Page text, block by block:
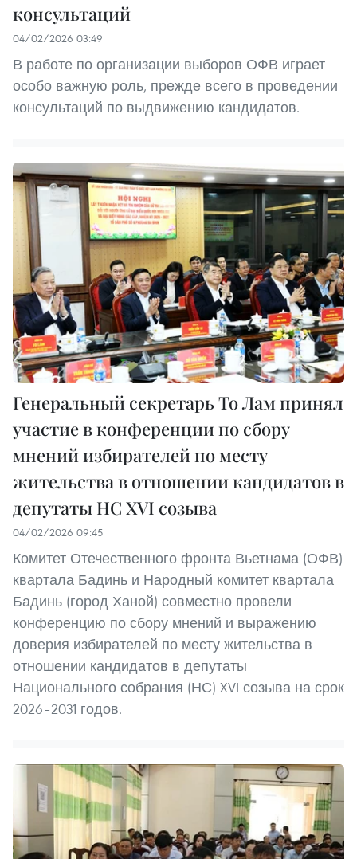
консультаций
04/02/2026 03:49
В работе по организации выборов ОФВ играет
особо важную роль, прежде всего в проведении
консультаций по выдвижению кандидатов.
Генеральный секретарь То Лам принял
участие в конференции по сбору
мнений избирателей по месту
жительства в отношении кандидатов в
депутаты НС XVI созыва
04/02/2026 09:45
Комитет Отечественного фронта Вьетнама (ОФВ)
квартала Бадинь и Народный комитет квартала
Бадинь (город Ханой) совместно провели
конференцию по сбору мнений и выражению
доверия избирателей по месту жительства в
отношении кандидатов в депутаты
Национального собрания (НС) XVI созыва на срок
2026–2031 годов.